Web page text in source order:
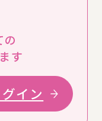
の
す
イン